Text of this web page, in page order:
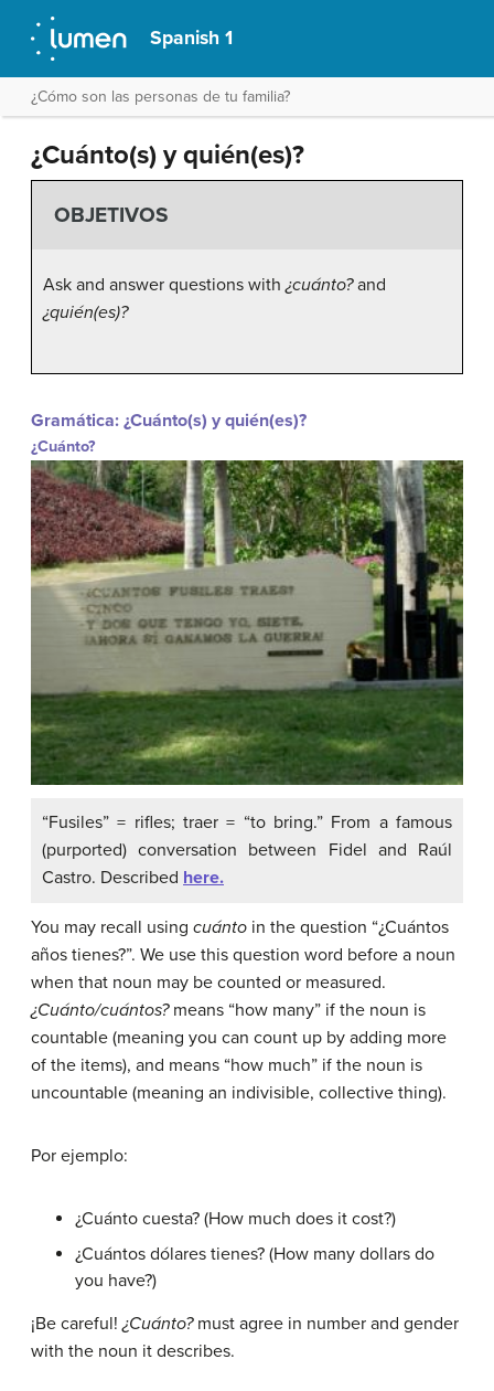
Spanish 1
¿Cómo son las personas de tu familia?
¿Cuánto(s) y quién(es)?
OBJETIVOS
Ask and answer questions with¿cuánto?and
¿quién(es)?
Gramática: ¿Cuánto(s) y quién(es)?
¿Cuánto?
“Fusiles” = rifles; traer = “to bring.” From a famous
(purported) conversation between Fidel and Raúl
Castro. Described here.
You may recall using cuánto in the question “¿Cuántos
años tienes?”. We use this question word before a noun
when that noun may be counted or measured.
¿Cuánto/cuántos?means “how many” if the noun is
countable (meaning you can count up by adding more
of the items), and means “how much” if the noun is
uncountable (meaning an indivisible, collective thing).
Por ejemplo:
¿Cuánto cuesta? (How much does it cost?)
¿Cuántos dólares tienes? (How many dollars do
you have?)
¡Be careful!¿Cuánto?must agree in number and gender
with the noun it describes.